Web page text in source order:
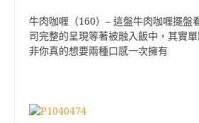
牛肉咖喱（160） – 這盤牛肉咖喱擺盤
司完整的呈現等著被融入飯中，其實
非你真的想要兩種口感一次擁有